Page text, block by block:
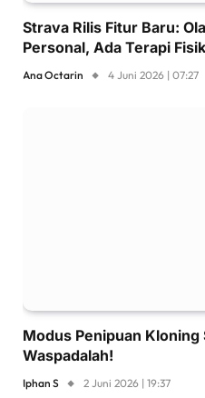
Strava Rilis Fitur Baru:
Personal, Ada Terapi
Ana Octarin 4 Juni 2026 | 07:27
Modus Penipuan Kloning
Waspadalah!
Iphan S 2 Juni 2026 | 19:37